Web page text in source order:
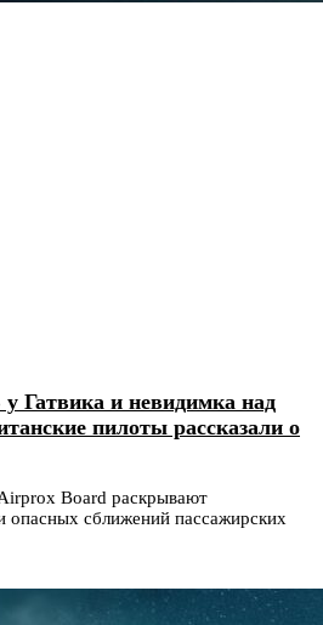
Гатвика и невидимка над
пилоты рассказали о
Board раскрывают
сближений пассажирских